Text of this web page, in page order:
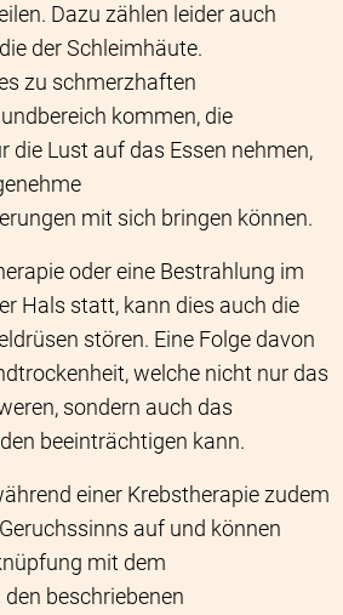
Dazu zählen leider auch
der Schleimhäute.
zu schmerzhaften
kommen, die
die Lust auf das Essen nehmen,
mit sich bringen können.
oder eine Bestrahlung im
Hals statt, kann dies auch die
stören. Eine Folge davon
welche nicht nur das
sondern auch das
beeinträchtigen kann.
einer Krebstherapie zudem
auf und können
mit dem
beschriebenen